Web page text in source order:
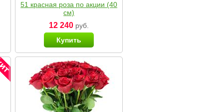
51 красная роза по акции (40
см)
12 240 руб.
Купить